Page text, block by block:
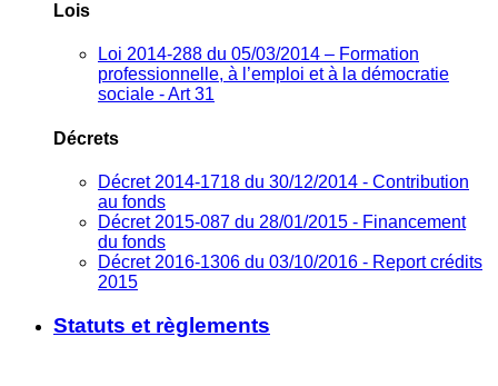
Lois
Loi 2014-288 du 05/03/2014 – Formation
professionnelle, à l’emploi et à la démocratie
sociale - Art 31
Décrets
Décret 2014-1718 du 30/12/2014 - Contribution
au fonds
Décret 2015-087 du 28/01/2015 - Financement
du fonds
Décret 2016-1306 du 03/10/2016 - Report crédits
2015
Statuts et règlements